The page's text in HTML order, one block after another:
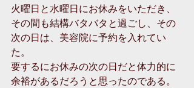
火曜日と水曜日にお休みをいただき、
その間も結構バタバタと過ごし、その
次の日は、美容院に予約を入れてい
た。
要するにお休みの次の日だと体力的に
余裕があるだろうと思ったのである。